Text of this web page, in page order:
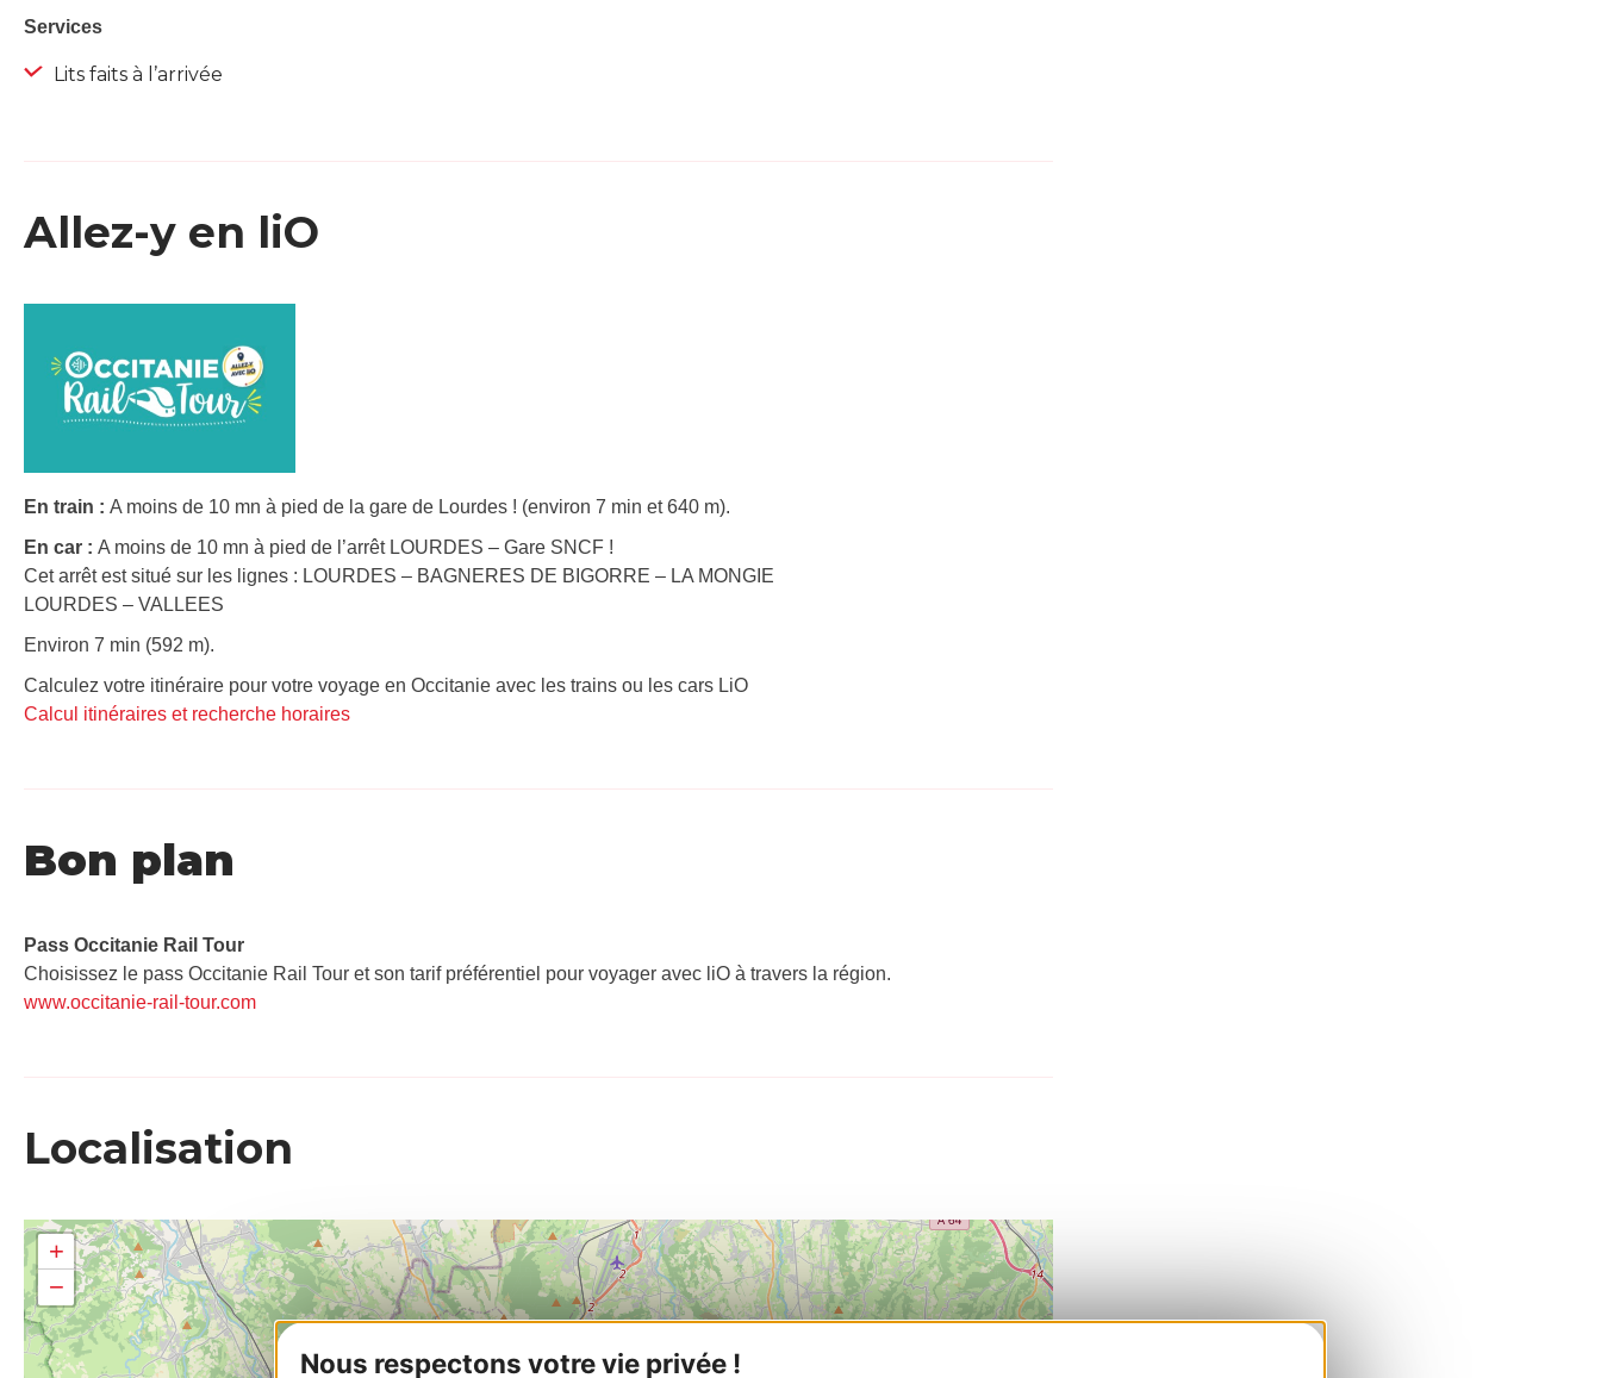
Nous respectons votre vie privée !
Services
Lits faits à l’arrivée
Allez-y en liO
En train : A moins de 10 mn à pied de la gare de Lourdes ! (environ 7 min et 640 m).
En car : A moins de 10 mn à pied de l’arrêt LOURDES – Gare SNCF !
Cet arrêt est situé sur les lignes : LOURDES – BAGNERES DE BIGORRE – LA MONGIE
LOURDES – VALLEES
Environ 7 min (592 m).
Calculez votre itinéraire pour votre voyage en Occitanie avec les trains ou les cars LiO
Calcul itinéraires et recherche horaires
Bon plan
Pass Occitanie Rail Tour​
Choisissez le pass Occitanie Rail Tour et son tarif préférentiel pour voyager avec liO à travers la région.
www.occitanie-rail-tour.com
Localisation
+
−